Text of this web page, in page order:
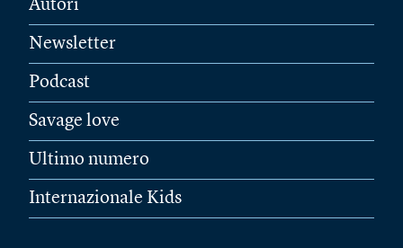
Autori
Newsletter
Podcast
Savage love
Ultimo numero
Internazionale Kids